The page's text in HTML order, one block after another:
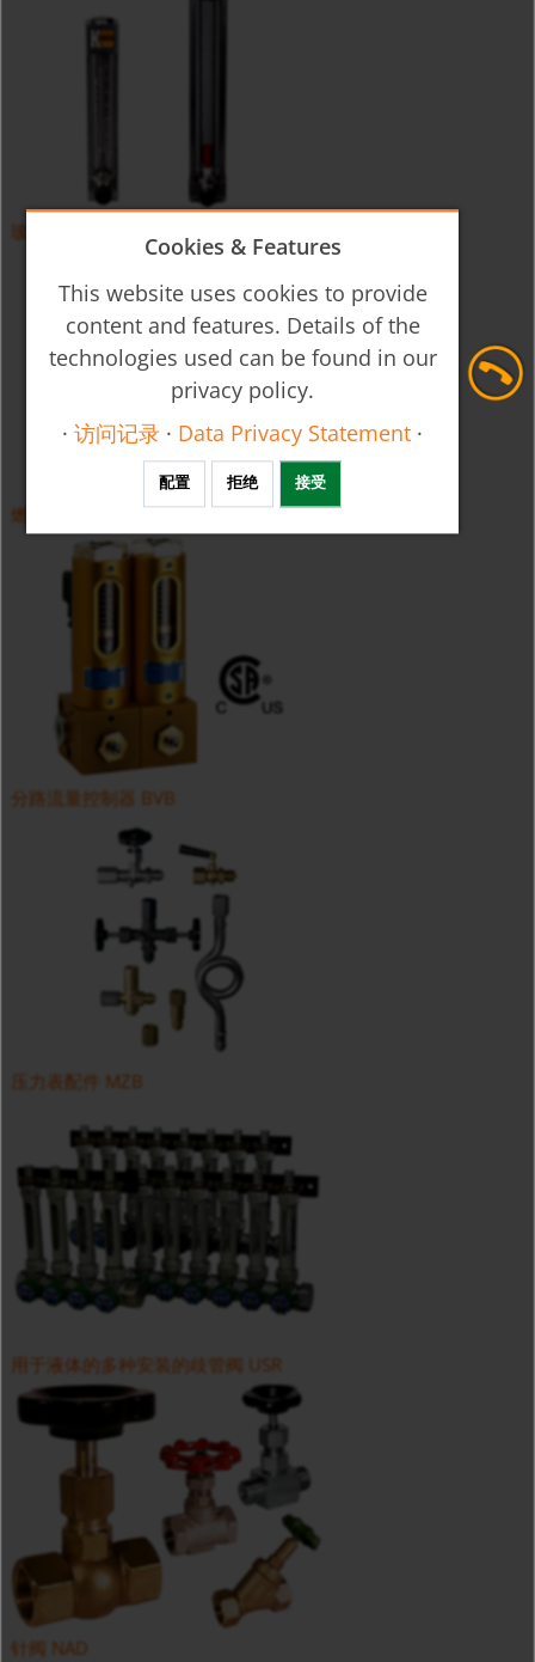
玻璃转子流量计 UVR/UTR
燃气用玻璃转子流量计 UTS
分路流量控制器 BVB
压力表配件 MZB
用于液体的多种安装的歧管阀 USR
针阀 NAD
Cookies & Features
This website uses cookies to provide
content and features. Details of the
technologies used can be found in our
privacy policy.
·访问记录 · Data Privacy Statement ·
配置 拒绝 接受